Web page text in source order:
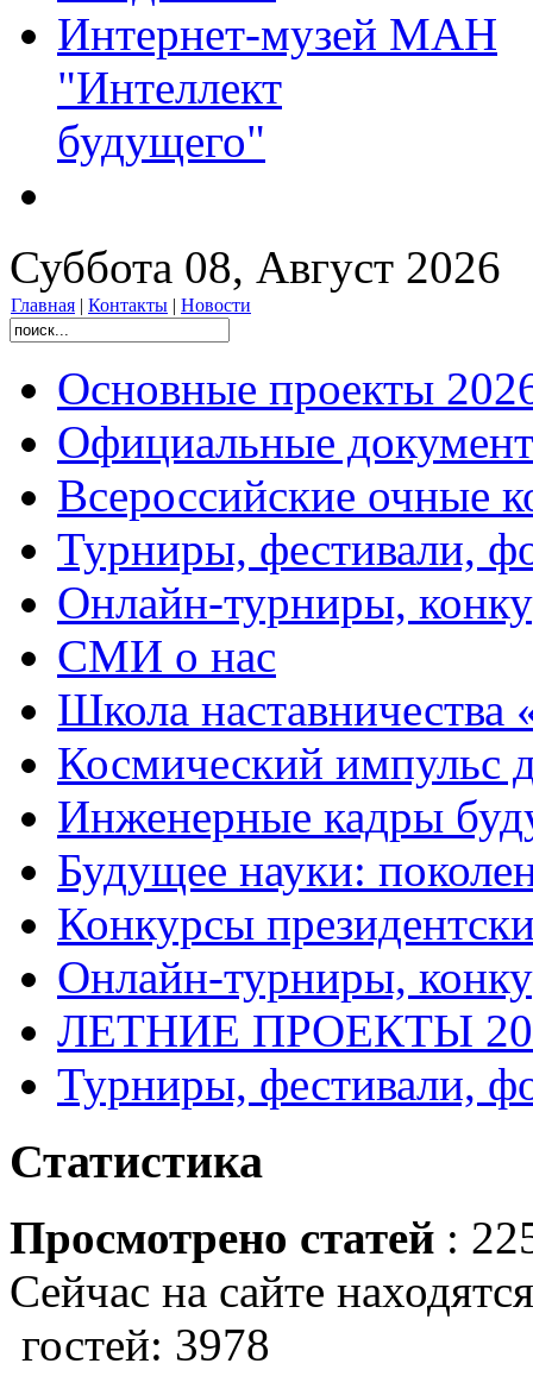
Интернет-музей МАН
"Интеллект
будущего"
Суббота 08, Август 2026
Главная | Контакты | Новости
Основные проекты
Официальные
Всероссийские очные
Турниры, фестивали,
Онлайн-турниры,
СМИ о нас
Школа
Космический импульс
Инженерные кадры
Будущее науки:
Конкурсы
Онлайн-турниры,
ЛЕТНИЕ ПРОЕКТЫ
Турниры, фестивали,
Статистика
Просмотрено статей :
Сейчас на сайте
гостей: 3978